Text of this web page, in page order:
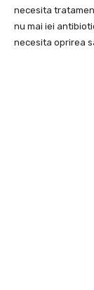
necesita
nu mai iei
necesita oprirea